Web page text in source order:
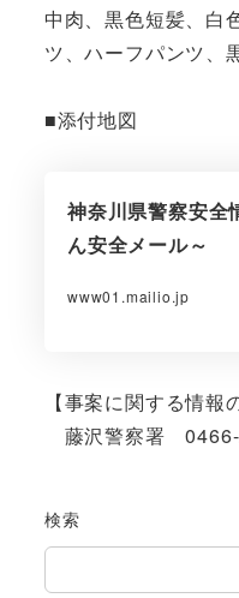
中肉、黒色短髪、白
ツ、ハーフパンツ、
■添付地図
神奈川県警察安全
ん安全メール～
www01.mailio.jp
【事案に関する情報
藤沢警察署
検索